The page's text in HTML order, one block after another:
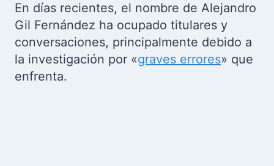
En días recientes, el nombre de Alejandro
Gil Fernández ha ocupado titulares y
conversaciones, principalmente debido a
la investigación por «graves errores» que
enfrenta.